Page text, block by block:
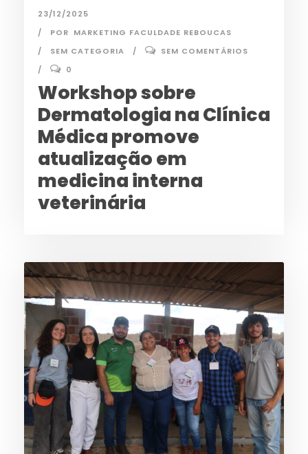
23/12/2025
POR MARKETING FACULDADE REBOUCAS
SEM CATEGORIA
SEM COMENTÁRIOS
0
Workshop sobre
Dermatologia na Clínica
Médica promove
atualização em
medicina interna
veterinária